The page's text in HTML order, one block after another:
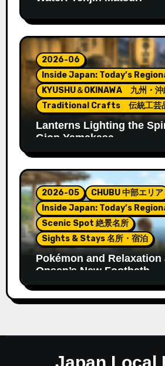
2026-06
Inside Japan: Today’s
KYUSHU＆OKINAWA 九州・沖
Traditional Crafts 伝統工芸
Lanterns Lighting the
Gion Yamakasa
2026-05
CHUBU 中部エリア
Inside Japan: Today’s
Scenic Spot 絶景名所
Sights & Stays 名所・宿泊
Pokémon and Relaxation
Onsen’s New Footbath
Japan Local